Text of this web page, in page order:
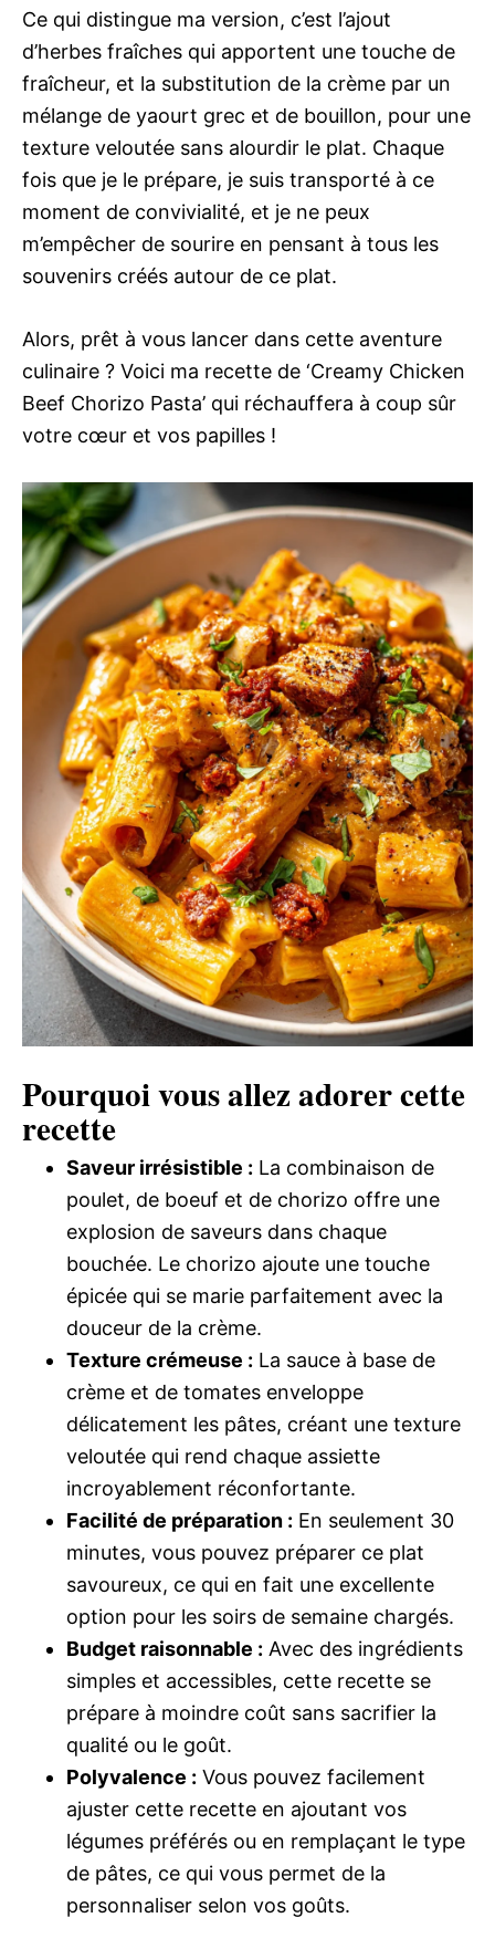
Ce qui distingue ma version, c’est l’ajout
d’herbes fraîches qui apportent une touche de
fraîcheur, et la substitution de la crème par un
mélange de yaourt grec et de bouillon, pour une
texture veloutée sans alourdir le plat. Chaque
fois que je le prépare, je suis transporté à ce
moment de convivialité, et je ne peux
m’empêcher de sourire en pensant à tous les
souvenirs créés autour de ce plat.
Alors, prêt à vous lancer dans cette aventure
culinaire ? Voici ma recette de ‘Creamy Chicken
Beef Chorizo Pasta’ qui réchauffera à coup sûr
votre cœur et vos papilles !
Pourquoi vous allez adorer cette
recette
Saveur irrésistible : La combinaison de
poulet, de boeuf et de chorizo offre une
explosion de saveurs dans chaque
bouchée. Le chorizo ajoute une touche
épicée qui se marie parfaitement avec la
douceur de la crème.
Texture crémeuse : La sauce à base de
crème et de tomates enveloppe
délicatement les pâtes, créant une texture
veloutée qui rend chaque assiette
incroyablement réconfortante.
Facilité de préparation : En seulement 30
minutes, vous pouvez préparer ce plat
savoureux, ce qui en fait une excellente
option pour les soirs de semaine chargés.
Budget raisonnable : Avec des ingrédients
simples et accessibles, cette recette se
prépare à moindre coût sans sacrifier la
qualité ou le goût.
Polyvalence : Vous pouvez facilement
ajuster cette recette en ajoutant vos
légumes préférés ou en remplaçant le type
de pâtes, ce qui vous permet de la
personnaliser selon vos goûts.